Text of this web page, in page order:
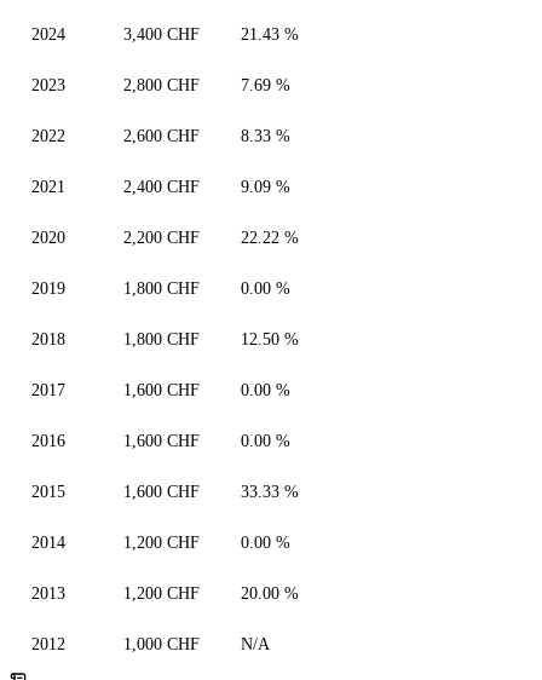
2024 3,400 CHF 21.43 %
2023 2,800 CHF 7.69 %
2022 2,600 CHF 8.33 %
2021 2,400 CHF 9.09 %
2020 2,200 CHF 22.22 %
2019 1,800 CHF 0.00 %
2018 1,800 CHF 12.50 %
2017 1,600 CHF 0.00 %
2016 1,600 CHF 0.00 %
2015 1,600 CHF 33.33 %
2014 1,200 CHF 0.00 %
2013 1,200 CHF 20.00 %
2012 1,000 CHF N/A